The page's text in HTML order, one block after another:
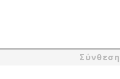
Σύνθεση